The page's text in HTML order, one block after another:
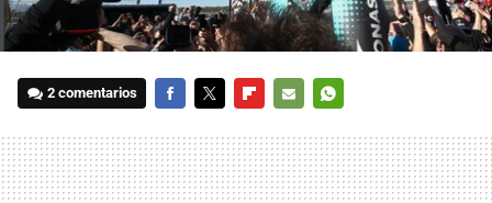
2 comentarios
MAIL